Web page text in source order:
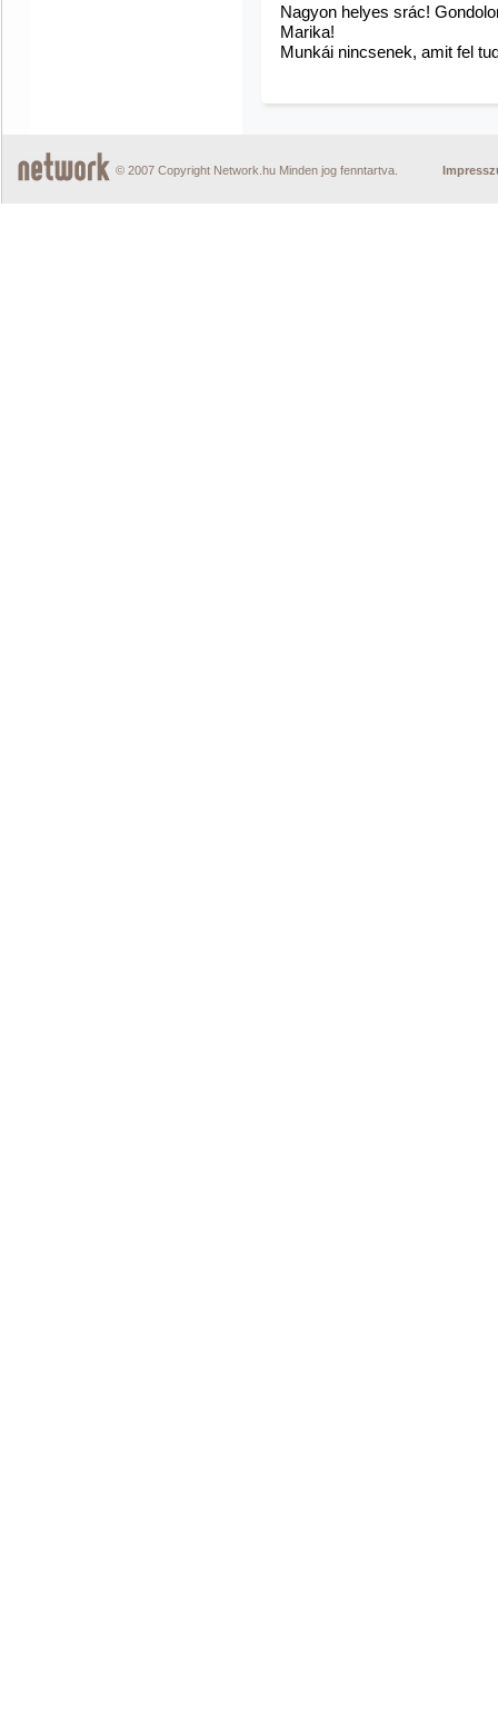
Nagyon helyes srác!
Marika!
Munkái nincsenek, amit fel
© 2007 Copyright Network.hu Minden jog fenntartva.